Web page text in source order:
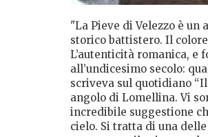
"La Pieve di Velezzo è
storico battistero. Il
L’autenticità romanica, e
all’undicesimo secolo:
scriveva sul quotidiano
angolo di Lomellina. Vi
incredibile suggestione
cielo. Si tratta di una